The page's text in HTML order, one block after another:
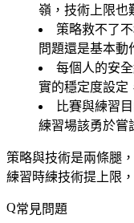
嶺，技術上限也
策略救不了
問題還是基本動
每個人的安
實的穩定度設定
比賽與練習
練習場該勇於嘗
策略與技術是兩條腿
練習時練技術提上限
常見問題